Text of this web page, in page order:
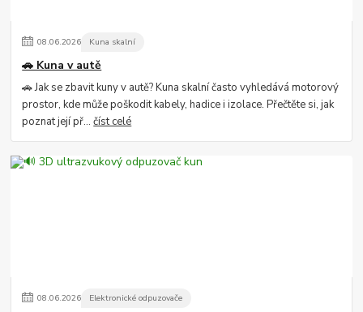
08.06.2026 Kuna skalní
🚗 Kuna v autě
🚗 Jak se zbavit kuny v autě? Kuna skalní často vyhledává motorový
prostor, kde může poškodit kabely, hadice i izolace. Přečtěte si, jak
poznat její př...číst celé
08.06.2026 Elektronické odpuzovače